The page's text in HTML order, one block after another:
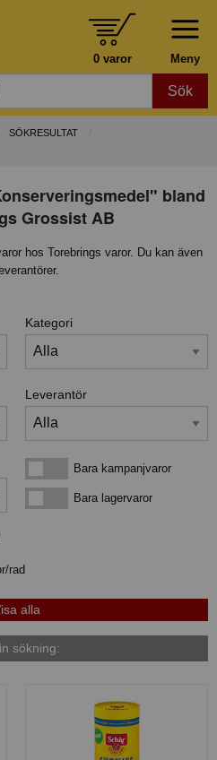
Meny
0 varor
Sök
SÖKRESULTAT
bland
Grossist AB
hos Torebrings varor. Du kan även
Kategori
Leverantör
Bara kampanjvarorBara kampanjvaror
Bara lagervarorBara lagervaror
rad
sökning: